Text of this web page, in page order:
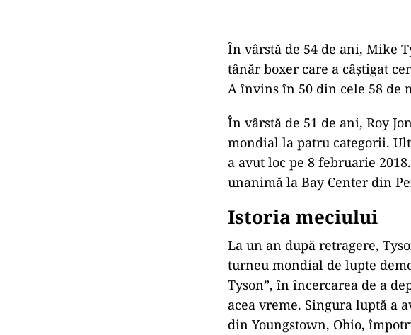
În vârstă de 54 de ani, Mike
tânăr boxer care a câștigat
A învins în 50 din cele 58 de
În vârstă de 51 de ani, Roy
mondial la patru categorii.
a avut loc pe 8 februarie
unanimă la Bay Center din
Istoria meciului
La un an după retragere,
turneu mondial de lupte
Tyson”, în încercarea de a
acea vreme. Singura luptă a
din Youngstown, Ohio,